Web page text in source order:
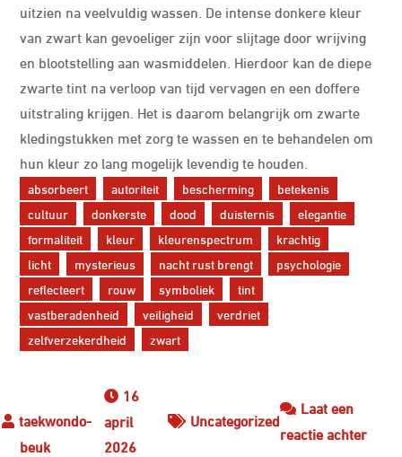
uitzien na veelvuldig wassen. De intense donkere kleur
van zwart kan gevoeliger zijn voor slijtage door wrijving
en blootstelling aan wasmiddelen. Hierdoor kan de diepe
zwarte tint na verloop van tijd vervagen en een doffere
uitstraling krijgen. Het is daarom belangrijk om zwarte
kledingstukken met zorg te wassen en te behandelen om
hun kleur zo lang mogelijk levendig te houden.
absorbeert autoriteit bescherming
betekenis
cultuur
donkerste dood duisternis
elegantie
formaliteit
kleur kleurenspectrum
krachtig
licht
mysterieus nacht rust brengt
psychologie
reflecteert
rouw symboliek
tint
vastberadenheid
veiligheid
verdriet
zelfverzekerdheid
zwart
16
april
2026
Uncategorized
Laat een
reactie achterop